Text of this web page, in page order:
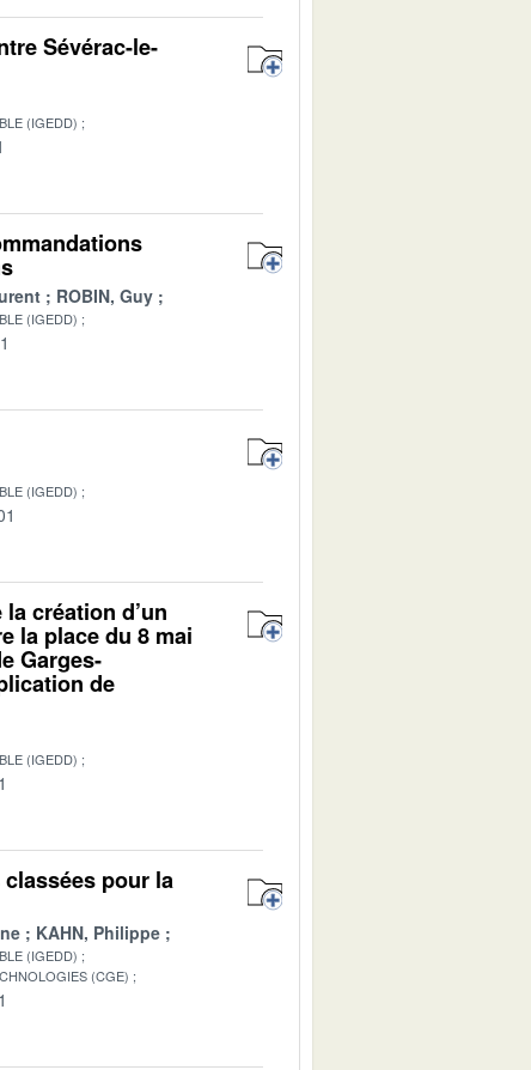
Sévérac-le-
(IGEDD)
ROBIN, Guy
(IGEDD)
(IGEDD)
création d’un
la place du 8 mai
Garges-
de
(IGEDD)
pour la
KAHN, Philippe
(IGEDD)
(CGE)